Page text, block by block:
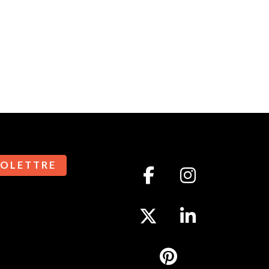
L E T T R E